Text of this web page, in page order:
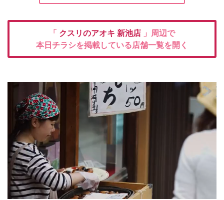
「 クスリのアオキ 新池店 」周辺で
本日チラシを掲載している店舗一覧を開く